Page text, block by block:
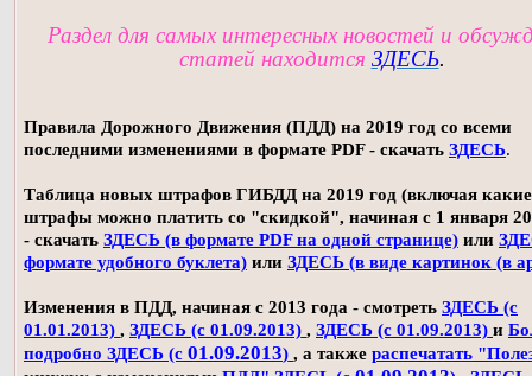
Раздел для самых интересных новостей и
статей находится ЗДЕСЬ.
Правила Дорожного Движения (ПДД) на 2019 год со всеми
последними изменениями в формате PDF - скачать ЗДЕСЬ.
Таблица новых штрафов ГИБДД на 2019 год (включая какие
штрафы можно платить со "скидкой", начиная с 1 января
- скачать ЗДЕСЬ (в формате PDF на одной странице) или
формате удобного буклета) или ЗДЕСЬ (в виде картинок (в
Изменения в ПДД, начиная с 2013 года - смотреть ЗДЕСЬ (с
01.01.2013) , ЗДЕСЬ (с 01.09.2013) , ЗДЕСЬ (с 01.09.2013) и
подробно ЗДЕСЬ (с 01.09.2013) , а также распечатать